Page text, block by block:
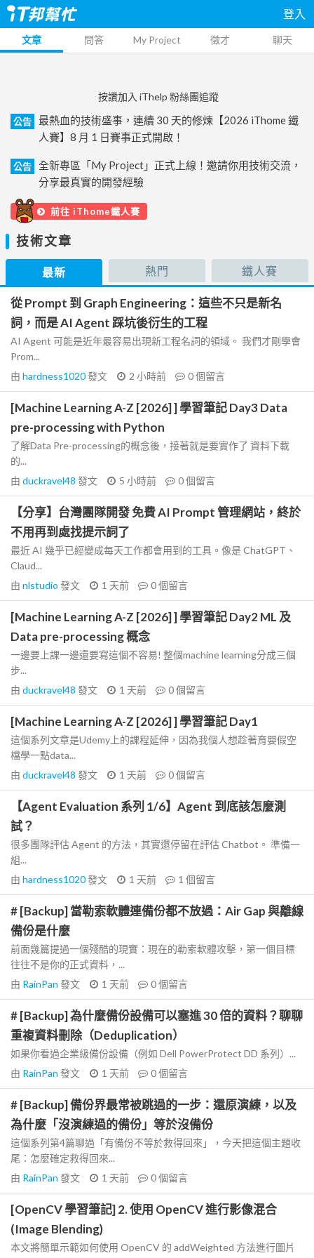
登入
文章 問答 My Project 徵才 聊天
按讚加入 iThelp 粉絲團追蹤
公告
最熱血的技術盛事，連續 30 天的修煉【2026 iThome 鐵
人賽】8 月 1 日賽事正式開啟！
公告
全新專區「My Project」正式上線！邀請你用技術交流，
分享最真實的開發經驗
前往 iThome鐵人賽
技術文章
最新 熱門 鐵人賽
從 Prompt 到 Graph Engineering：這些不只是新名
詞，而是 AI Agent 踩坑後衍生的工程
AI Agent 可能是近年最容易出現新工程名詞的領域。 我們才剛學會
Prom...
由 hardness1020發文 2 小時前 0個留言
[Machine Learning A-Z [2026] ] 學習筆記 Day3 Data
pre-processing with Python
了解Data Pre-processing的概念後，接著就是要實作了 資料下載
的...
由 duckravel48 發文 5 小時前 0個留言
【分享】台灣團隊開發 免費 AI Prompt 管理網站，終於
不用再到處找提示詞了
最近 AI 幾乎已經變成每天工作都會用到的工具。像是 ChatGPT、
Claud...
由 nlstudio 發文 1 天前 0個留言
[Machine Learning A-Z [2026] ] 學習筆記 Day2 ML 及
Data pre-processing 概念
一邊要上課一邊還要寫這個不容易! 整個machine learning分成三個
步...
由 duckravel48 發文 1 天前 0個留言
[Machine Learning A-Z [2026] ] 學習筆記 Day1
這個系列文章是Udemy上的課程延伸，因為我個人想趁著育嬰假空
檔學一點data...
由 duckravel48 發文 1 天前 0個留言
【Agent Evaluation 系列 1/6】Agent 到底該怎麼測
試？
很多團隊評估 Agent 的方法，其實還停留在評估 Chatbot。 準備一
組...
由 hardness1020發文 1 天前 1 個留言
# [Backup] 當勒索軟體連備份都不放過：Air Gap 與離線
備份是什麼
前面幾篇提過一個殘酷的現實：現在的勒索軟體攻擊，第一個目標
往往不是你的正式資料，...
由 RainPan 發文 1 天前 0個留言
# [Backup] 為什麼備份設備可以塞進 30 倍的資料？聊聊
重複資料刪除（Deduplication）
如果你看過企業級備份設備（例如 Dell PowerProtect DD 系列）...
由 RainPan 發文 1 天前 0個留言
# [Backup] 備份界最常被跳過的一步：還原演練，以及
為什麼「沒演練過的備份」等於沒備份
這個系列第4篇聊過「有備份不等於救得回來」，今天把這個主題收
尾：怎麼確定救得回來...
由 RainPan 發文 1 天前 0個留言
[OpenCV 學習筆記] 2. 使用 OpenCV 進行影像混合
(Image Blending)
本文將簡單示範如何使用 OpenCV 的 addWeighted 方法進行圖片